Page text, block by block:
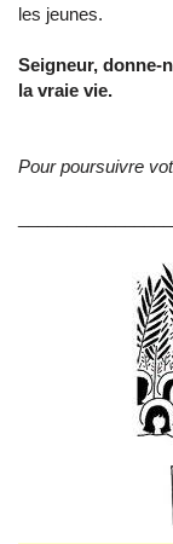
les jeunes.
Seigneur, donne-
la vraie vie.
Pour poursuivre